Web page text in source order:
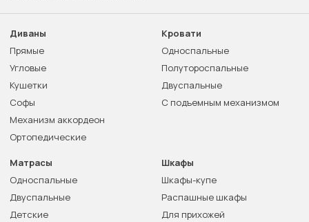
Диваны
Прямые
Угловые
Кушетки
Софы
Механизм аккордеон
Ортопедические
Кровати
Односпальные
Полутороспальные
Двуспальные
С подъемным механизмом
Матрасы
Односпальные
Двуспальные
Детские
Шкафы
Шкафы-купе
Распашные шкафы
Для прихожей